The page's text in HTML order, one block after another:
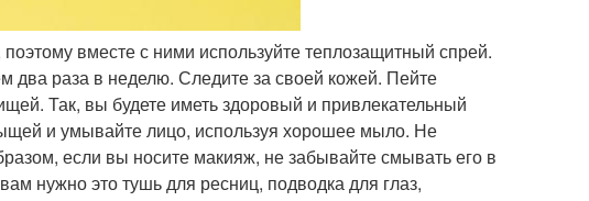
вместе с ними используйте теплозащитный спрей.
два раза в неделю. Следите за своей кожей. Пейте
Так, вы будете иметь здоровый и привлекательный
и умывайте лицо, используя хорошее мыло. Не
если вы носите макияж, не забывайте смывать его в
нужно это тушь для ресниц, подводка для глаз,